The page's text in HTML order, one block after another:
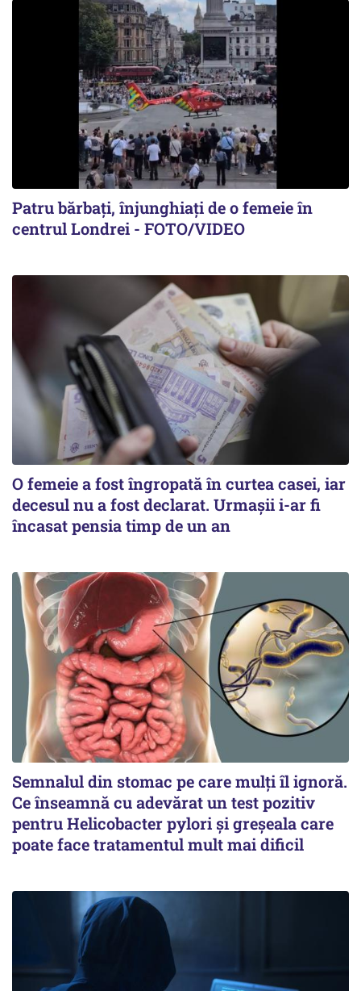
Patru bărbați, înjunghiați de o femeie în
centrul Londrei - FOTO/VIDEO
O femeie a fost îngropată în curtea casei, iar
decesul nu a fost declarat. Urmașii i-ar fi
încasat pensia timp de un an
Semnalul din stomac pe care mulți îl ignoră.
Ce înseamnă cu adevărat un test pozitiv
pentru Helicobacter pylori și greșeala care
poate face tratamentul mult mai dificil